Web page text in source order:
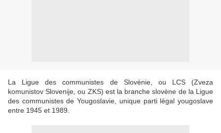
La Ligue des communistes de Slovénie, ou LCS (Zveza
komunistov Slovenije, ou ZKS) est la branche slovène de la Ligue
des communistes de Yougoslavie, unique parti légal yougoslave
entre 1945 et 1989.